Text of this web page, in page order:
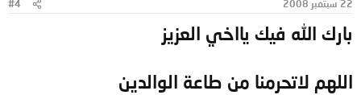
22 سبتمبر 2008 #4
بارك الله فيك يااخي العزيز
اللهم لاتحرمنا من طاعة الوالدين